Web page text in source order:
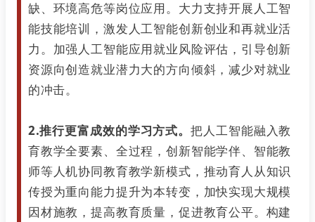
缺、环境高危等岗位应用。大力支持开展人工智
能技能培训，激发人工智能创新创业和再就业活
力。加强人工智能应用就业风险评估，引导创新
资源向创造就业潜力大的方向倾斜，减少对就业
的冲击。
2.推行更富成效的学习方式。把人工智能融入教
育教学全要素、全过程，创新智能学伴、智能教
师等人机协同教育教学新模式，推动育人从知识
传授为重向能力提升为本转变，加快实现大规模
因材施教，提高教育质量，促进教育公平。构建